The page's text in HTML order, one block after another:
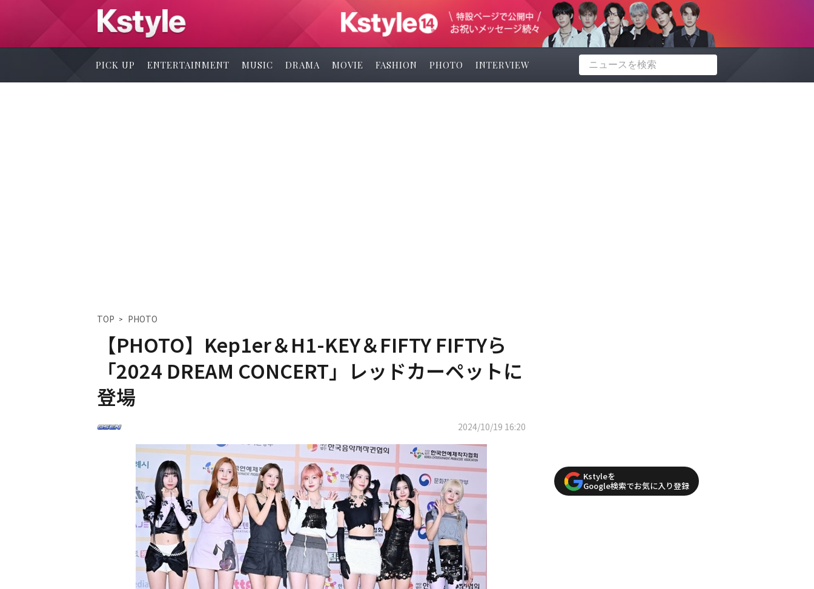
PICK UP ENTERTAINMENT MUSIC DRAMA MOVIE FASHION PHOTO INTERVIEW
TOP PHOTO
【PHOTO】Kep1er＆H1-KEY＆FIFTY FIFTYら
「2024 DREAM CONCERT」レッドカーペットに
登場
2024/10/19 16:20
Kstyleを
Google検索でお気に入り登録